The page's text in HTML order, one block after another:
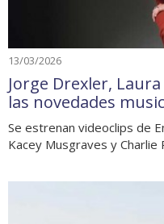
13/03/2026
Jorge Drexler,
las novedades
Se estrenan videoclips de
Kacey Musgraves y